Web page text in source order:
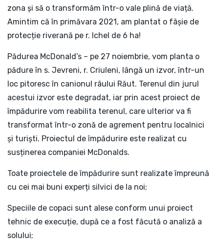
zona și să o transformăm într-o vale plină de viață.
Amintim că în primăvara 2021, am plantat o fâșie de
protecție riverană pe r. Ichel de 6 ha!
Pădurea McDonald’s – pe 27 noiembrie, vom planta o
pădure în s. Jevreni, r. Criuleni, lângă un izvor, într-un
loc pitoresc în canionul râului Răut. Terenul din jurul
acestui izvor este degradat, iar prin acest proiect de
împădurire vom reabilita terenul, care ulterior va fi
transformat într-o zonă de agrement pentru localnici
și turiști. Proiectul de împădurire este realizat cu
susținerea companiei McDonalds.
Toate proiectele de împădurire sunt realizate împreună
cu cei mai buni experți silvici de la noi;
Speciile de copaci sunt alese conform unui proiect
tehnic de execuție, după ce a fost făcută o analiză a
solului;